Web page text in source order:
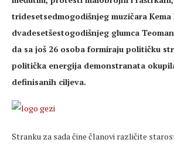
tridesetsedmogodišnjeg muzičara Kema
dvadesetšestogodišnjeg glumca
da sa još 26 osoba formiraju političku
politička energija demonstranata
definisanih ciljeva.
Stranku za sada čine članovi različite